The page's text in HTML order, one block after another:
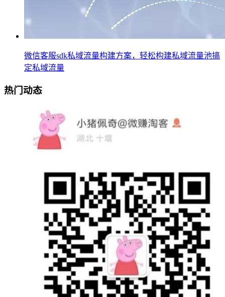
微信客服sdk私域流量构建方案，轻松构建私域流量池搞
定私域流量
热门动态